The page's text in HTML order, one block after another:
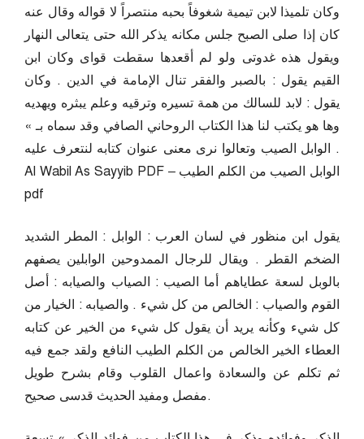
وكان تلميذا لابن تيمية شغوفاً بحبه منتصراً لا قواله وقال عنه
كان إذا صلى الصبح جلس مكانه يذكر الله حتى يتعالى النهار
ويقول هذه غدوتى ولو لم أقعدها سقطت قواى وكان ابن
القيم يقول : بالصبر والفقر تنال الإمامة في الدين . وكان
يقول : لابد للسالك من همة تسيره وترقيه وعلم يبثره ويهديه
وها هو يكتب لنا هذا الكتاب الروحاني الصافي وقد سماه بـ »
الوابل الصيب وتعالوا نرى معنی عنوان کتابه لنتعرف عليه .
Al Wabil As Sayyib PDF – الوابل الصيب من الكلم الطيب
pdf
يقول ابن منظور في لسان العرب : الوابل : المطر الشديد
الضخم القطر . ويقال للرجال الممدوحين الوابلين يصفهم
بالوبل لسعة عطاياهم أما الصيب : الصياب والصيابه : أصل
القوم والصياب : الخالص من كل شيء . والصيابه : الخيار من
كل شيء وكأنه يريد أن يقول كل شيء من الخير عن كتابه
العطاء الخير الخالص من الكلم الطيب النافع ولقد جمع فيه
ثم تكلم عن والسعادة واعمال القلوب وقام بشرح طويل
مفصل ومفيد الحديث قدسی صحيح.